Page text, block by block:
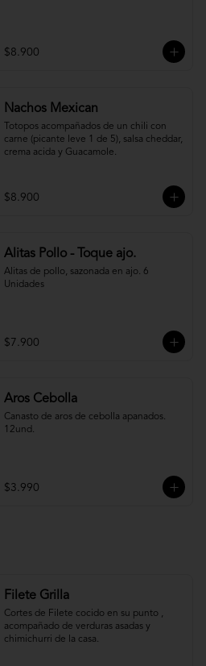
$8.900
Nachos Mexican
Totopos acompañados de un chili con
carne (picante leve 1 de 5), salsa cheddar,
crema acida y Guacamole.
$8.900
Alitas Pollo - Toque ajo.
Alitas de pollo, sazonada en ajo. 6
Unidades
$7.900
Aros Cebolla
Canasto de aros de cebolla apanados.
12und.
$3.990
Filete Grilla
Cortes de Filete cocido en su punto ,
acompañado de verduras asadas y
chimichurri de la casa.